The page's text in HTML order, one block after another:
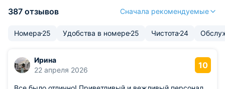
387 отзывов Сначала рекомендуемые
Номера 25 Удобства в номере25 Чистота 24
Ирина
22 апреля 2026
10